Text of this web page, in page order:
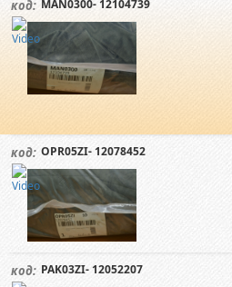
код: MAN0300- 12104739
код: OPR05ZI- 12078452
код: PAK03ZI- 12052207